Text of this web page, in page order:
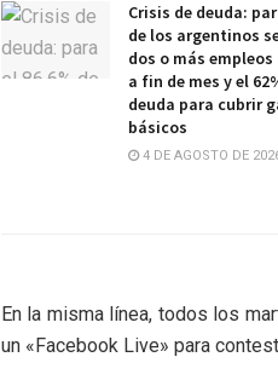
Crisis de deuda:
de los argentinos
dos o más
a fin de mes y el
deuda para cubrir
básicos
4 DE AGOSTO DE
En la misma línea, todos los
un «Facebook Live» para